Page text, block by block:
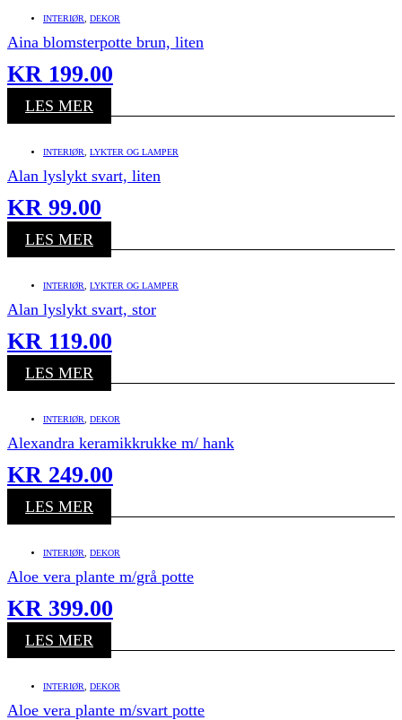
INTERIØR DEKOR
Aina blomsterpotte brun, liten
KR 199.00
LES MER
INTERIØR LYKTER OG LAMPER
Alan lyslykt svart, liten
KR 99.00
LES MER
INTERIØR LYKTER OG LAMPER
Alan lyslykt svart, stor
KR 119.00
LES MER
INTERIØR DEKOR
Alexandra keramikkrukke m/ hank
KR 249.00
LES MER
INTERIØR DEKOR
Aloe vera plante m/grå potte
KR 399.00
LES MER
INTERIØR DEKOR
Aloe vera plante m/svart potte